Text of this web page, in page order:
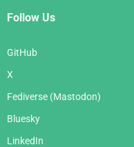
Follow Us
GitHub
X
Fediverse (Mastodon)
Bluesky
LinkedIn